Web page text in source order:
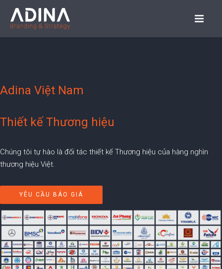
Adina Việt Nam
Thiết kế Thương hiệu
Chúng tôi tự hào là đối tác thiết kế Thương hiệu của hàng nghìn
thương hiệu Việt.
YÊU CẦU BÁO GIÁ